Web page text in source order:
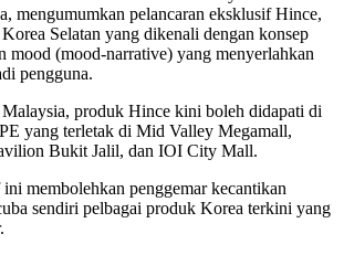
mengumumkan pelancaran eksklusif Hince,
Selatan yang dikenali dengan konsep
mood (mood-narrative) yang menyerlahkan
pengguna.
produk Hince kini boleh didapati di
yang terletak di Mid Valley Megamall,
Bukit Jalil, dan IOI City Mall.
membolehkan penggemar kecantikan
sendiri pelbagai produk Korea terkini yang